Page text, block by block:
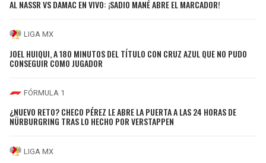
AL NASSR VS DAMAC EN VIVO: ¡SADIO MANÉ ABRE EL MARCADOR!
LIGA MX
JOEL HUIQUI, A 180 MINUTOS DEL TÍTULO CON CRUZ AZUL QUE NO PUDO
CONSEGUIR COMO JUGADOR
FÓRMULA 1
¿NUEVO RETO? CHECO PÉREZ LE ABRE LA PUERTA A LAS 24 HORAS DE
NÜRBURGRING TRAS LO HECHO POR VERSTAPPEN
LIGA MX